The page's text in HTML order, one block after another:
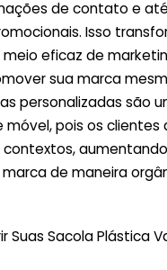
de contato e
Isso
eficaz de
sua marca
personalizadas são
móvel, pois os clientes
de maneira
Suas Sacola Plástica